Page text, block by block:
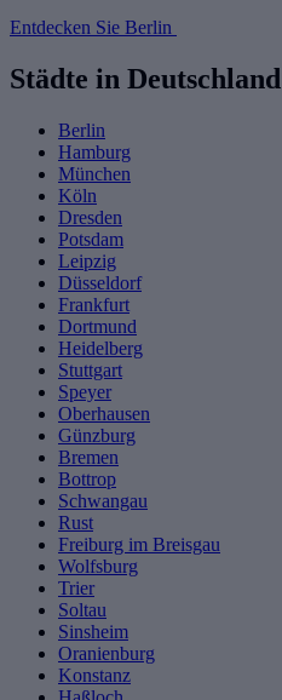
Entdecken Sie Berlin
Städte in Deutschland
Berlin
Hamburg
München
Köln
Dresden
Potsdam
Leipzig
Düsseldorf
Frankfurt
Dortmund
Heidelberg
Stuttgart
Speyer
Oberhausen
Günzburg
Bremen
Bottrop
Schwangau
Rust
Freiburg im Breisgau
Wolfsburg
Trier
Soltau
Sinsheim
Oranienburg
Konstanz